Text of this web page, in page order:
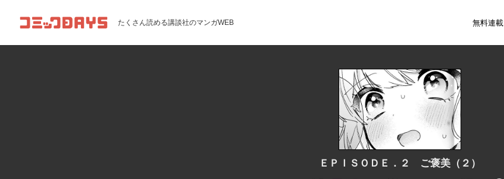
コミックDAYS たくさん読める講談社のマンガWEB 無料連載
ＥＰＩＳＯＤＥ．２ ご褒美（２）